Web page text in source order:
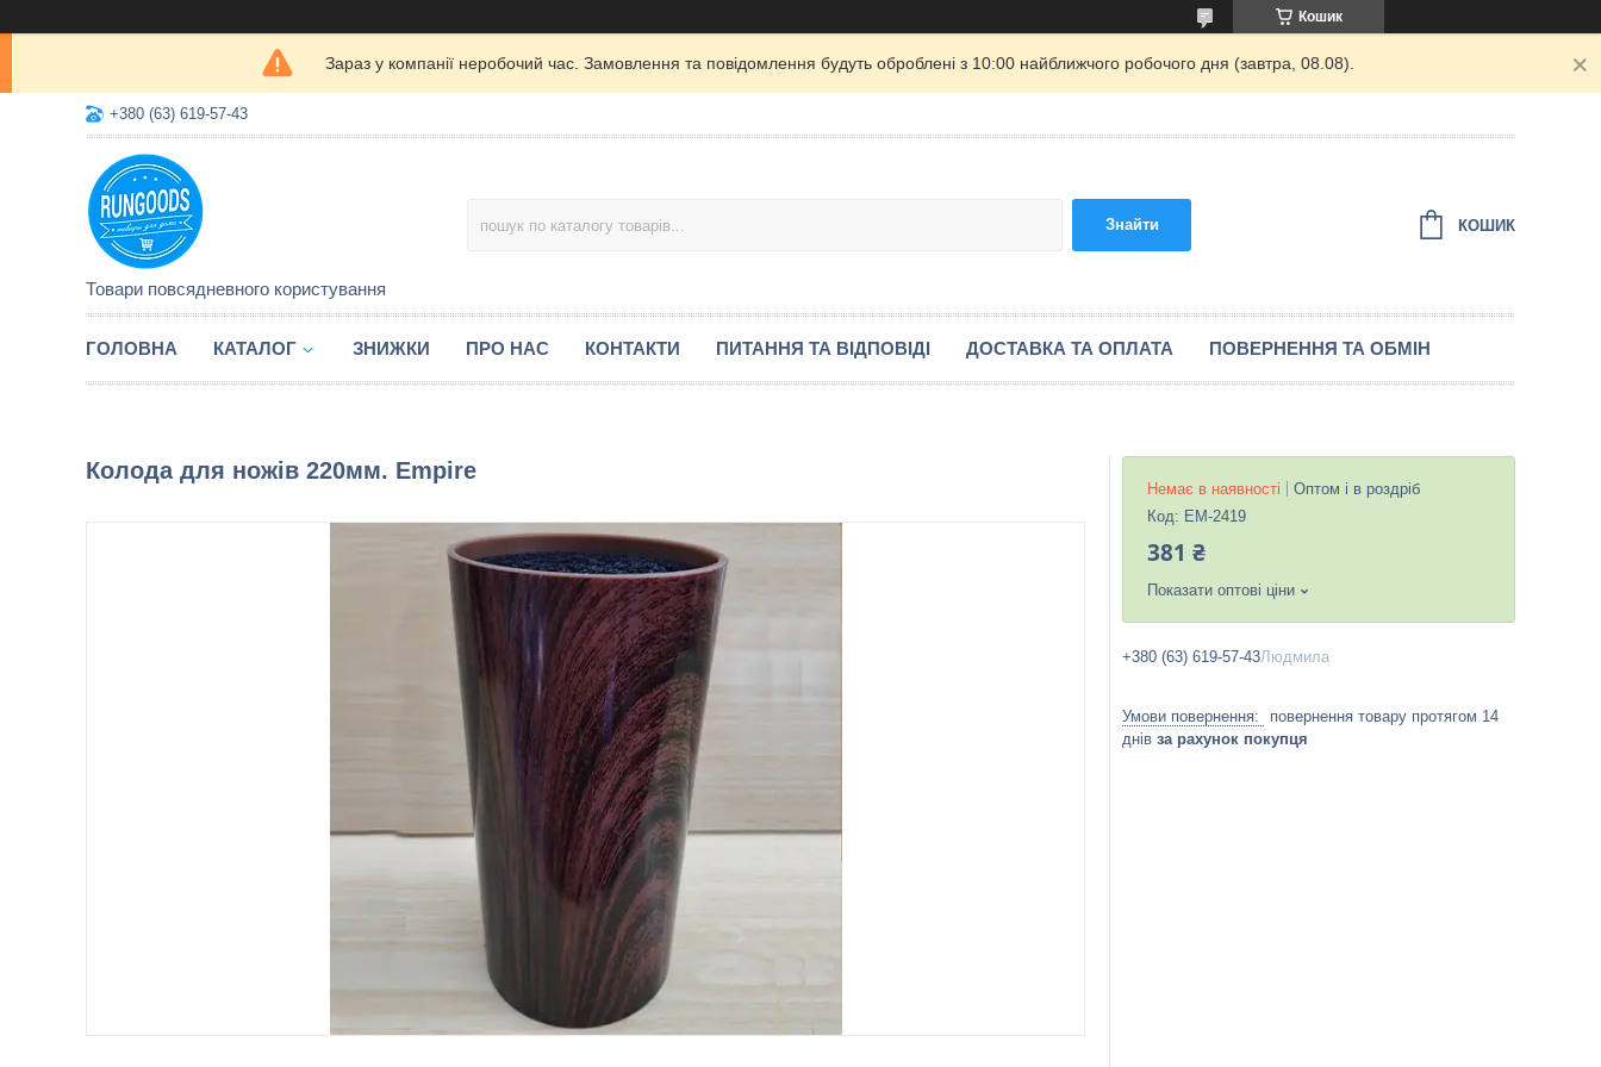
Кошик
Зараз у компанії неробочий час. Замовлення та повідомлення будуть оброблені з 10:00 найближчого робочого дня (завтра, 08.08).
+380 (63) 619-57-43
Товари повсядневного користування
Знайти КОШИК
ГОЛОВНА КАТАЛОГ ЗНИЖКИ ПРО НАС КОНТАКТИ ПИТАННЯ ТА ВІДПОВІДІ ДОСТАВКА ТА ОПЛАТА ПОВЕРНЕННЯ ТА ОБМІН
Колода для ножів 220мм. Empire
Немає в наявності
Оптом і в роздріб
Код: EM-2419
381 ₴
Показати оптові ціни
+380 (63) 619-57-43Людмила
повернення товару протягом 14
днів за рахунок покупця